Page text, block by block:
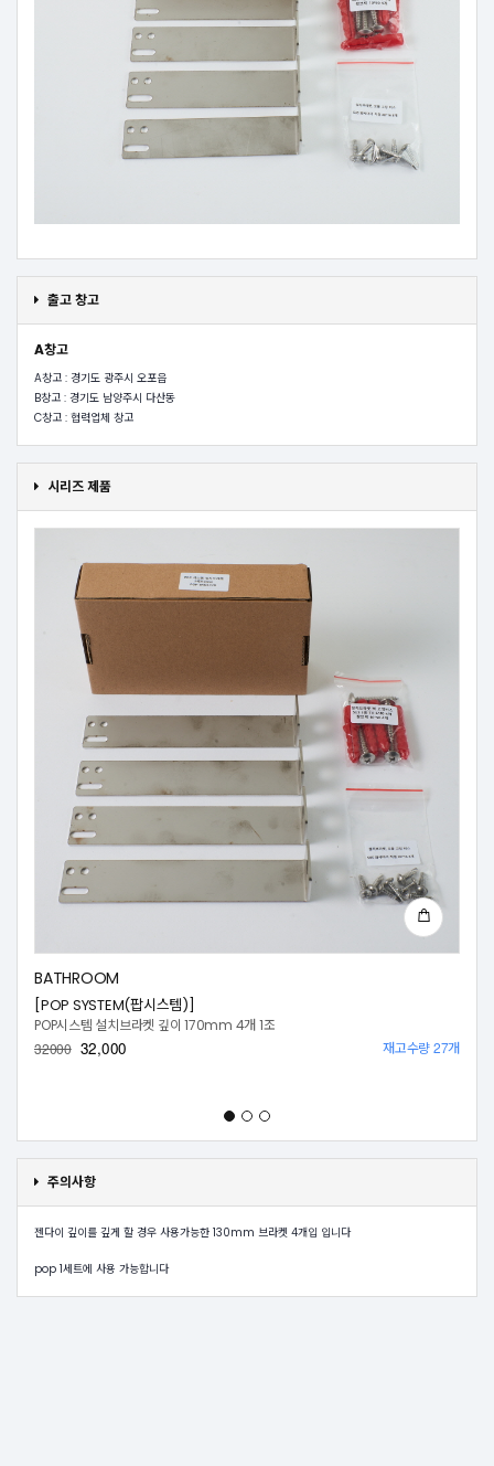
출고 창고
A창고
A창고 : 경기도 광주시 오포읍
B창고 : 경기도 남양주시 다산동
C창고 : 협력업체 창고
시리즈 제품
BATHROOM
[POP SYSTEM(팝시스템)]
POP시스템 설치브라켓 깊이 170mm 4개 1조
32000 32,000 재고수량 27개
주의사항
젠다이 깊이를 깊게 할 경우 사용가능한 130mm 브라켓 4개입 입니다
pop 1세트에 사용 가능합니다